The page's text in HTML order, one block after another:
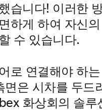
습니다! 이러한
하게 하여 자신
수 있습니다.
로 연결해야 하
면은 시차를 두드
화상회의 솔